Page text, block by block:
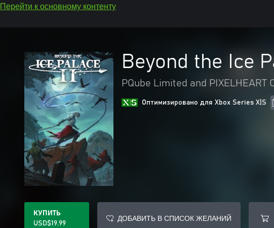
Перейти к основному контенту
Beyond the Ice
PQube Limited and PIXELHEART
Оптимизировано для Xbox Series X|S
КУПИТЬ
USD$19.99
ДОБАВИТЬ В СПИСОК ЖЕЛАНИЙ